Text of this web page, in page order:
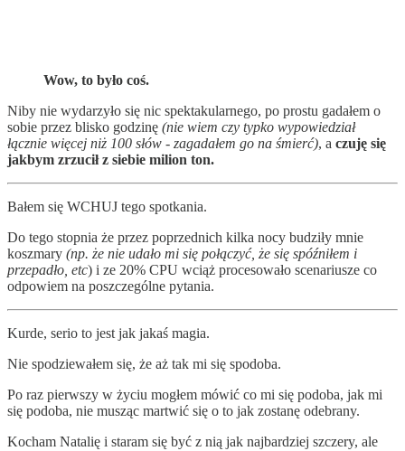
Wow, to było coś.
Niby nie wydarzyło się nic spektakularnego, po prostu gadałem o
sobie przez blisko godzinę (nie wiem czy typko wypowiedział
łącznie więcej niż 100 słów - zagadałem go na śmierć), a czuję się
jakbym zrzucił z siebie milion ton.
Bałem się WCHUJ tego spotkania.
Do tego stopnia że przez poprzednich kilka nocy budziły mnie
koszmary (np. że nie udało mi się połączyć, że się spóźniłem i
przepadło, etc) i ze 20% CPU wciąż procesowało scenariusze co
odpowiem na poszczególne pytania.
Kurde, serio to jest jak jakaś magia.
Nie spodziewałem się, że aż tak mi się spodoba.
Po raz pierwszy w życiu mogłem mówić co mi się podoba, jak mi
się podoba, nie musząc martwić się o to jak zostanę odebrany.
Kocham Natalię i staram się być z nią jak najbardziej szczery, ale